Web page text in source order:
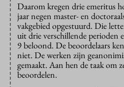
Daarom kregen drie emeritus
jaar negen master- en
vakgebied opgestuurd. Die
uit drie verschillende perioden
9 beloond. De beoordelaars
niet. De werken zijn
gemaakt. Aan hen de taak om
beoordelen.